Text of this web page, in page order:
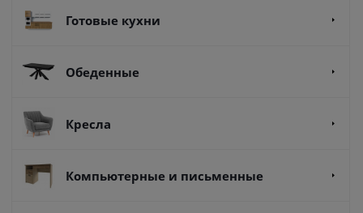
Готовые кухни
Обеденные
Кресла
Компьютерные и письменные